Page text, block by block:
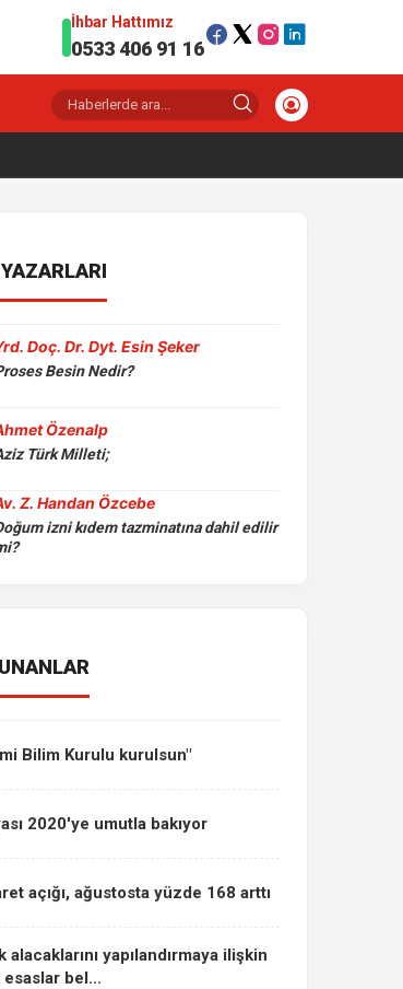
İhbar Hattımız
0533 406 91 16
Doç. Dr. Dyt. Esin Şeker
Besin Nedir?
Özenalp
Türk Milleti;
Z. Handan Özcebe
izni kıdem tazminatına dahil edilir
Bilim Kurulu kurulsun"
2020'ye umutla bakıyor
açığı, ağustosta yüzde 168 arttı
alacaklarını yapılandırmaya ilişkin
esaslar bel...